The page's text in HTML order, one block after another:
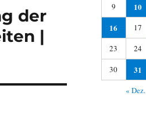
der
|
9
10
16 17
23
24
30
31
« Dez.